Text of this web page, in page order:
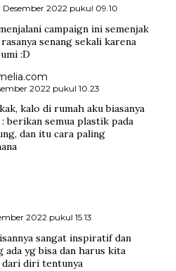
Desember 2022 pukul 09.10
campaign ini semenjak
senang sekali karena
:D
2022 pukul 10.23
kalo di rumah aku biasanya
berikan semua plastik pada
dan itu cara paling
2022 pukul 15.13
sangat inspiratif dan
ada yg bisa dan harus kita
dari diri tentunya